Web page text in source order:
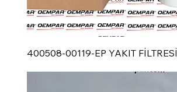
400508-00119-EP YAKIT FİLTRESİ